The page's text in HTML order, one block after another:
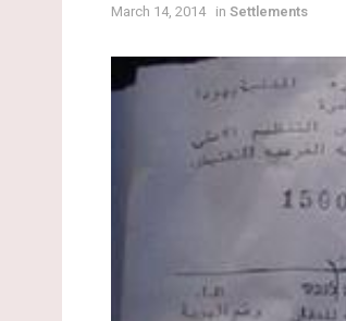
March 14, 2014 in Settlements